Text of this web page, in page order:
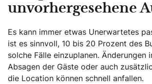
unvorhergesehene
Es kann immer etwas Unerwartetes
ist es sinnvoll, 10 bis 20 Prozent des
solche Fälle einzuplanen. Änderungen
Absagen der Gäste oder auch
die Location können schnell anfallen.